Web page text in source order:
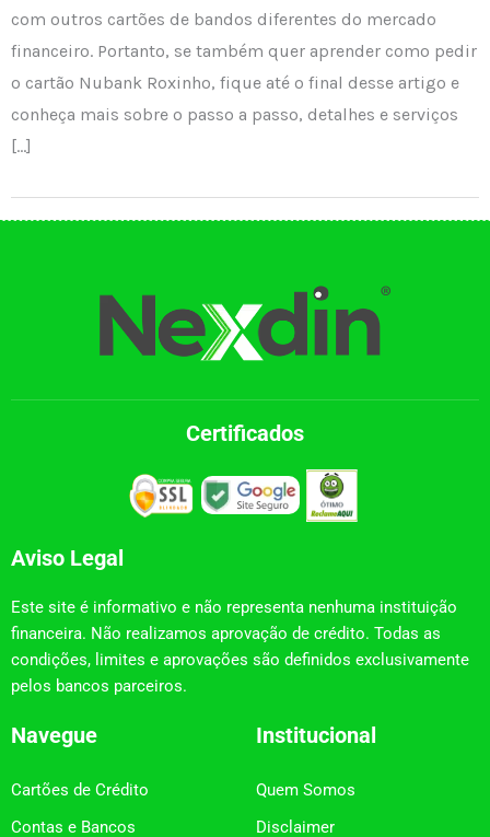
com outros cartões de bandos diferentes do mercado
financeiro. Portanto, se também quer aprender como pedir
o cartão Nubank Roxinho, fique até o final desse artigo e
conheça mais sobre o passo a passo, detalhes e serviços
[…]
Certificados
Aviso Legal
Este site é informativo e não representa nenhuma instituição
financeira. Não realizamos aprovação de crédito. Todas as
condições, limites e aprovações são definidos exclusivamente
pelos bancos parceiros.
Navegue
Cartões de Crédito
Contas e Bancos
Institucional
Quem Somos
Disclaimer